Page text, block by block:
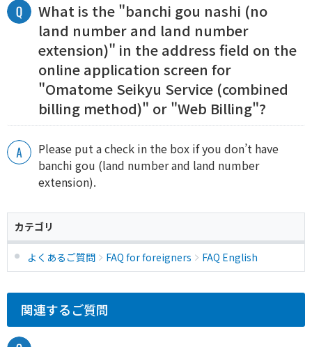
キ
What is the "banchi gou nashi (no
land number and land number
extension)" in the address field on the
online application screen for
"Omatome Seikyu Service (combined
billing method)" or "Web Billing"?
Please put a check in the box if you don’t have
banchi gou (land number and land number
extension).
カテゴリ
よくあるご質問 FAQ for foreigners FAQ English
関連するご質問